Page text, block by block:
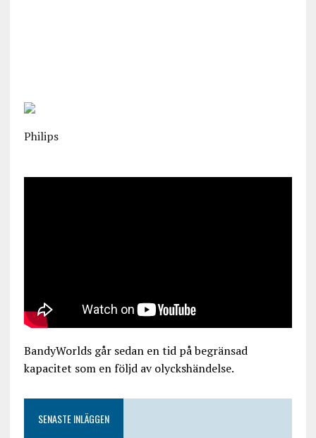
Philips
BandyWorlds går sedan en tid på begränsad
kapacitet som en följd av olyckshändelse.
SENASTE INLÄGGEN